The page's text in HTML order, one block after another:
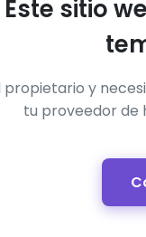
Este sitio
propietario y
tu proveedor de